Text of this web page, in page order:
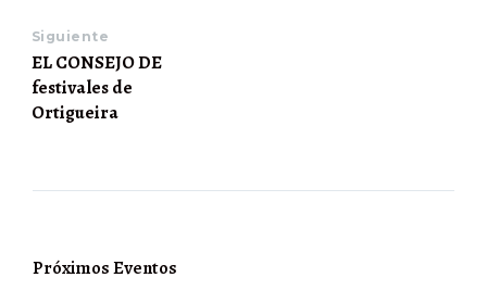
Siguiente
EL CONSEJO DE
festivales de
Ortigueira
Próximos Eventos